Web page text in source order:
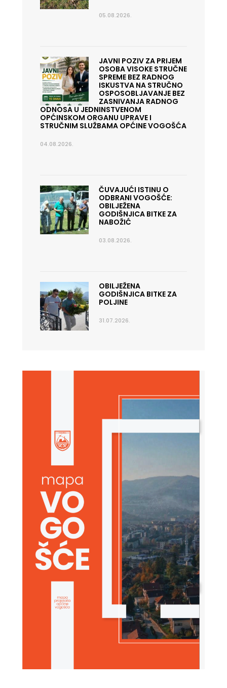
05.08.2026.
JAVNI POZIV ZA PRIJEM
OSOBA VISOKE STRUČNE
SPREME BEZ RADNOG
ISKUSTVA NA STRUČNO
OSPOSOBLJAVANJE BEZ
ZASNIVANJA RADNOG
ODNOSA U JEDNINSTVENOM
OPĆINSKOM ORGANU UPRAVE I
STRUČNIM SLUŽBAMA OPĆINE VOGOŠĆA
04.08.2026.
ČUVAJUĆI ISTINU O
ODBRANI VOGOŠĆE:
OBILJEŽENA
GODIŠNJICA BITKE ZA
NABOŽIĆ
03.08.2026.
OBILJEŽENA
GODIŠNJICA BITKE ZA
POLJINE
31.07.2026.